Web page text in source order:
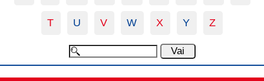
T U V W X Y Z